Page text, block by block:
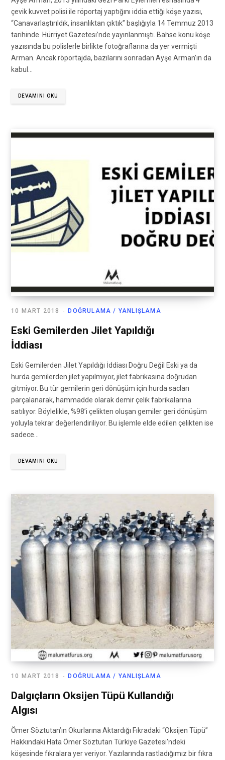
çevik kuvvet polisi ile röportaj yaptığını iddia ettiği köşe yazısı,
“Canavarlaştırıldık, insanlıktan çıktık” başlığıyla 14 Temmuz 2013
tarihinde Hürriyet Gazetesi’nde yayınlanmıştı. Bahse konu köşe
yazısında bu polislerle birlikte fotoğraflarına da yer vermişti
Arman. Ancak röportajda, bazılarını sonradan Ayşe Arman’ın da
kabul…
DEVAMINI OKU
DOĞRULAMA / YANLIŞLAMA
10 MART 2018
Eski Gemilerden Jilet Yapıldığı
İddiası
Eski Gemilerden Jilet Yapıldığı İddiası Doğru Değil Eski ya da
hurda gemilerden jilet yapılmıyor, jilet fabrikasına doğrudan
gitmiyor. Bu tür gemilerin geri dönüşüm için hurda sacları
parçalanarak, hammadde olarak demir çelik fabrikalarına
satılıyor. Böylelikle, %98’i çelikten oluşan gemiler geri dönüşüm
yoluyla tekrar değerlendiriliyor. Bu işlemle elde edilen çelikten ise
sadece…
DEVAMINI OKU
DOĞRULAMA / YANLIŞLAMA
10 MART 2018
Dalgıçların Oksijen Tüpü Kullandığı
Algısı
Ömer Söztutan’ın Okurlarına Aktardığı Fıkradaki “Oksijen Tüpü”
Hakkındaki Hata Ömer Söztutan Türkiye Gazetesi’ndeki
köşesinde fıkralara yer veriyor. Yazılarında rastladığımız bir fıkra